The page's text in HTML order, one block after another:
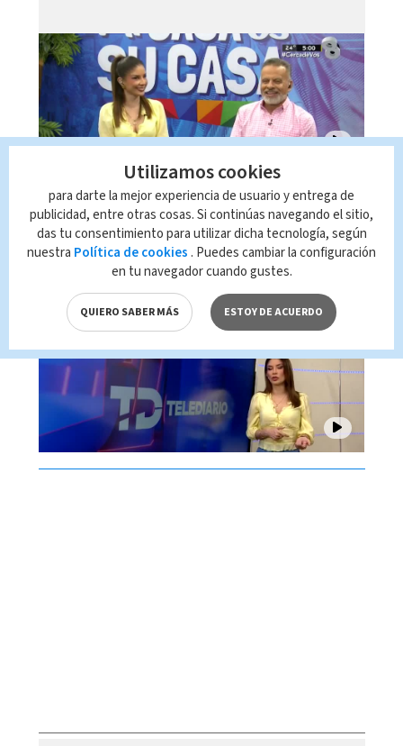
Telediario En Directo con Paula
Brenes, 06 de agosto 2026
Utilizamos cookies
para darte la mejor experiencia de usuario y entrega de
publicidad, entre otras cosas. Si continúas navegando el sitio,
das tu consentimiento para utilizar dicha tecnología, según
nuestra Política de cookies . Puedes cambiar la configuración
en tu navegador cuando gustes.
QUIERO SABER MÁS ESTOY DE ACUERDO